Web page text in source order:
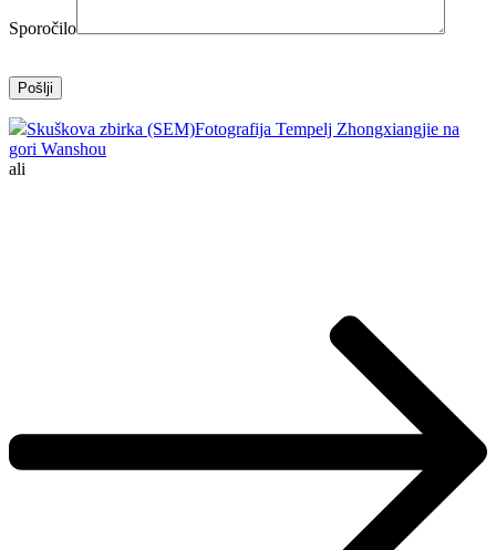
Sporočilo
Skuškova zbirka (SEM)Fotografija Tempelj Zhongxiangjie na
gori Wanshou
ali